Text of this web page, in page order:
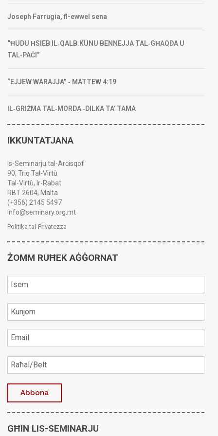
Joseph Farrugia, fl-ewwel sena
“ĦUDU ĦSIEB IL‑QALB.KUNU BENNEJJA TAL‑GĦAQDA U
TAL‑PAĊI”
“EJJEW WARAJJA” ‑ MATTEW 4:19
IL‑GRIŻMA TAL‑MORDA ‑DILKA TA’ TAMA
IKKUNTATJANA
Is-Seminarju tal-Arċisqof
90, Triq Tal-Virtù
Tal-Virtù, Ir-Rabat
RBT 2604, Malta
(+356) 2145 5497
info@seminary.org.mt
Politika tal-Privatezza
ŻOMM RUĦEK AĠĠORNAT
GĦIN LIS-SEMINARJU